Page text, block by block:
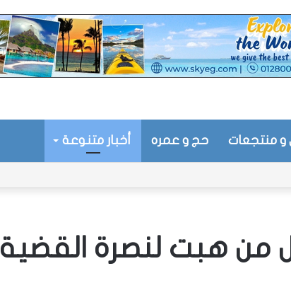
و منتجعات حج و عمره أخبار متنوعة
من هبت لنصرة القضية